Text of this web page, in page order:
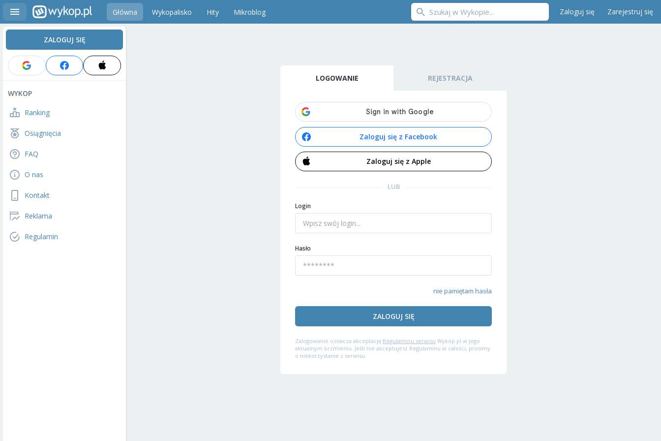
Główna Wykopalisko Hity Mikroblog Zaloguj się Zarejestruj się
ZALOGUJ SIĘ
WYKOP
Ranking
Osiągnięcia
FAQ
O nas
Kontakt
Reklama
Regulamin
LOGOWANIE REJESTRACJA
Zaloguj się z Facebook
Zaloguj się z Apple
LUB
Login
Hasło
nie pamiętam hasła
ZALOGUJ SIĘ
Zalogowanie oznacza akceptację Regulaminu serwisu Wykop.pl w jego
aktualnym brzmieniu. Jeśli nie akceptujesz Regulaminu w całości, prosimy
o niekorzystanie z serwisu.